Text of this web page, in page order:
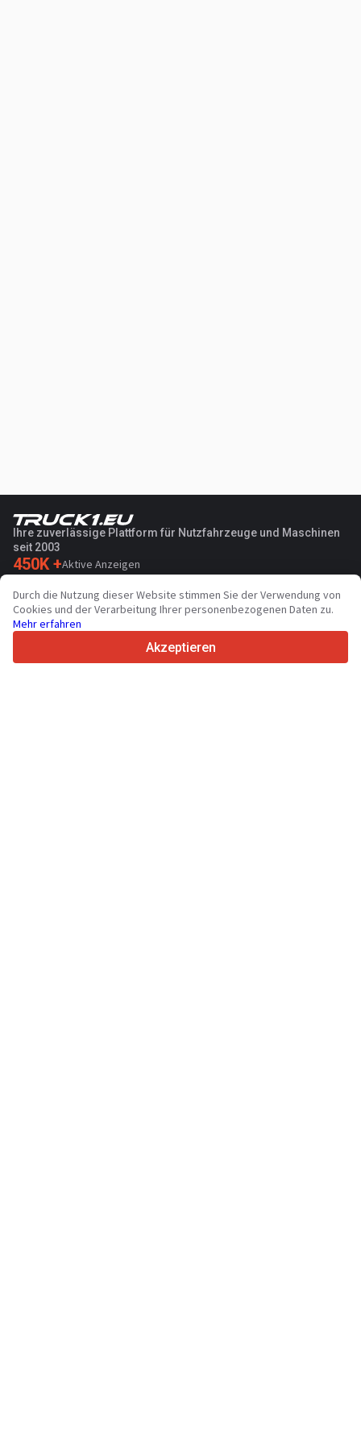
Ihre zuverlässige Plattform für Nutzfahrzeuge und Maschinen
seit 2003
450K +Aktive Anzeigen
36Unterstützte Sprachen
4.7/5
Durch die Nutzung dieser Website stimmen Sie der Verwendung von
Cookies und der Verarbeitung Ihrer personenbezogenen Daten zu.
Mehr erfahren
Akzeptieren